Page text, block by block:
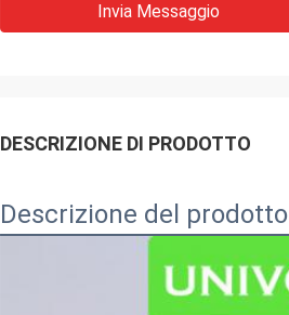
Invia Messaggio
DESCRIZIONE DI PRODOTTO
Descrizione del prodotto